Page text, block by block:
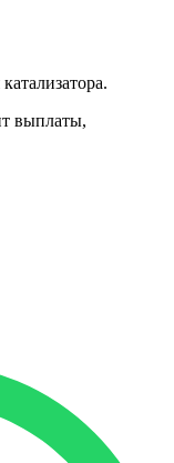
выплаты,